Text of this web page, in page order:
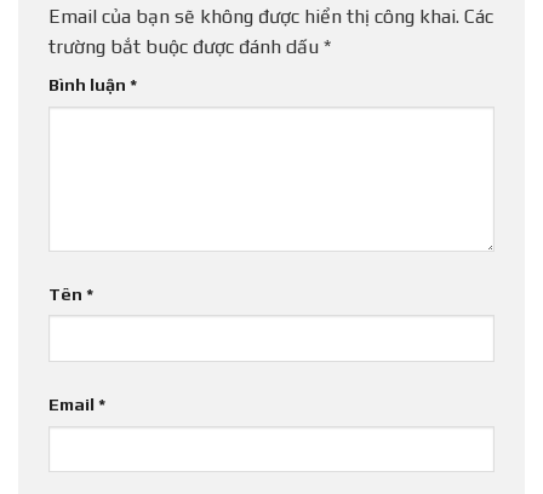
Email của bạn sẽ không được hiển thị công khai. Các
trường bắt buộc được đánh dấu *
Bình luận *
Tên *
Email *